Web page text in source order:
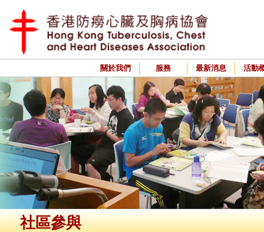
關於我們 服務 最新消息 活動
社區參與